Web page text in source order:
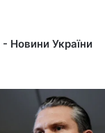
- Новини України